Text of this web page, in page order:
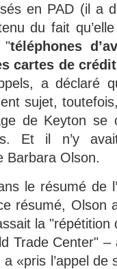
en PAD (il a
du fait
"téléphones
cartes de crédit
a déclaré
sujet,
de Keyton se
Et il n’y
Barbara Olson.
le résumé de
résumé, Olson
la "répétition
Trade Center"
«pris l’appel